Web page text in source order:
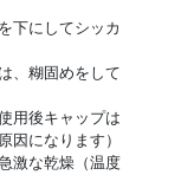
下にしてシッカ
、糊固めをして
用後キャップは
因になります）
激な乾燥（温度